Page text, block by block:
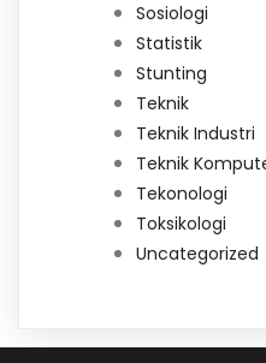
Sosiologi
Statistik
Stunting
Teknik
Teknik Industri
Teknik
Tekonologi
Toksikologi
Uncategorized